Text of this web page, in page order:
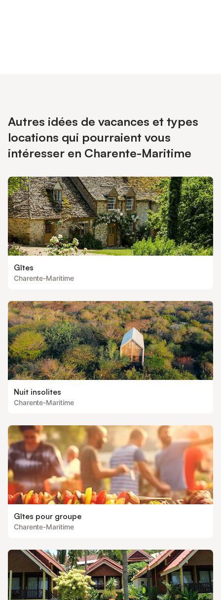
Autres idées de vacances et types
locations qui pourraient vous
intéresser en Charente-Maritime
Gîtes
Charente-Maritime
Nuit insolites
Charente-Maritime
Gîtes pour groupe
Charente-Maritime